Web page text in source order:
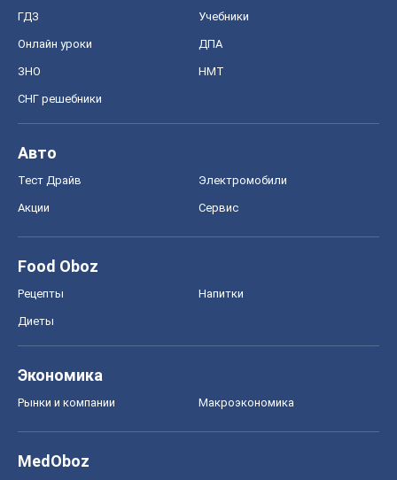
ГДЗ Учебники
Онлайн уроки ДПА
ЗНО НМТ
СНГ решебники
Авто
Тест Драйв Электромобили
Акции Сервис
Food Oboz
Рецепты Напитки
Диеты
Экономика
Рынки и компании Mакроэкономика
MedOboz